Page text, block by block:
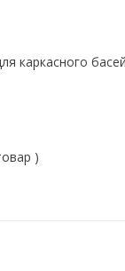
каркасного
)